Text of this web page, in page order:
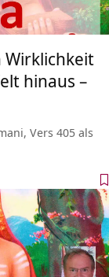
hinaus –
Vers 405 als